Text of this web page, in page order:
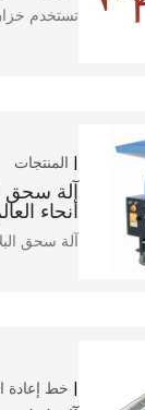
تستخدم
المنتجات
آلة سحق
أنحاء
آلة سحق
خط إعادة